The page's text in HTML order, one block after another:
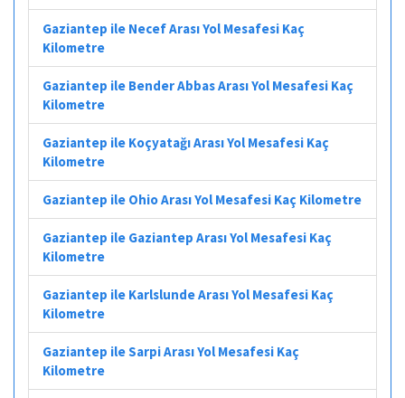
Gaziantep ile Necef Arası Yol Mesafesi Kaç
Kilometre
Gaziantep ile Bender Abbas Arası Yol Mesafesi Kaç
Kilometre
Gaziantep ile Koçyatağı Arası Yol Mesafesi Kaç
Kilometre
Gaziantep ile Ohio Arası Yol Mesafesi Kaç Kilometre
Gaziantep ile Gaziantep Arası Yol Mesafesi Kaç
Kilometre
Gaziantep ile Karlslunde Arası Yol Mesafesi Kaç
Kilometre
Gaziantep ile Sarpi Arası Yol Mesafesi Kaç
Kilometre